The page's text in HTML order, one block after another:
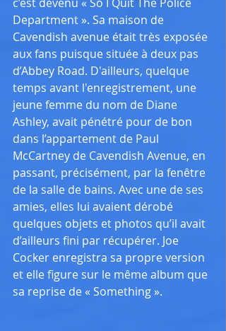
Department ». Sa maison de
Cavendish avenue était très exposée
aux fans puisque située à deux pas
d’Abbey Road. D'ailleurs, quelque
temps avant l'enregistrement, une
jeune femme du nom de Diane
Ashley, avait pénétré pour de bon
dans l’appartement de Paul
McCartney de Cavendish Avenue, en
passant, précisément, par la fenêtre
de la salle de bains. Avec une de ses
amies, elles lui avaient dérobé
quelques objets et photos qu’il avait
d’ailleurs fini par récupérer. Joe
Cocker enregistra sa propre version
et elle figure sur le même album que
sa reprise de « Something ».